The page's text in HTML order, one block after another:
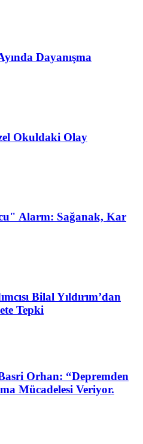
Dayanışma
Okuldaki Olay
Alarm: Sağanak, Kar
Bilal Yıldırım’dan
Tepki
Orhan: “Depremden
Mücadelesi Veriyor.